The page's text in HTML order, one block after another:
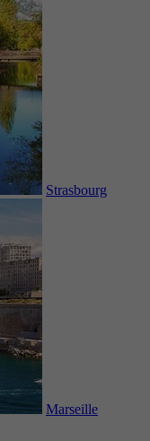
Strasbourg
Marseille